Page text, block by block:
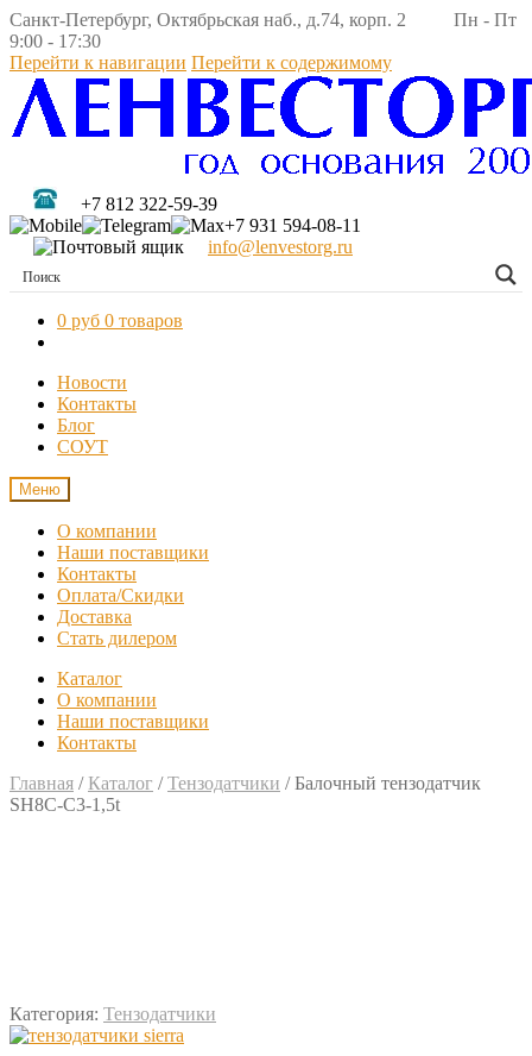
Санкт-Петербург, Октябрьская наб., д.74, корп. 2 Пн - Пт
9:00 - 17:30
Перейти к навигации Перейти к содержимому
+7 812 322-59-39
+7 931 594-08-11
info@lenvestorg.ru
0 руб 0 товаров
Новости
Контакты
Блог
СОУТ
Меню
О компании
Наши поставщики
Контакты
Оплата/Скидки
Доставка
Стать дилером
Каталог
О компании
Наши поставщики
Контакты
Главная / Каталог /Тензодатчики /Балочный тензодатчик
SH8C-C3-1,5t
Категория: Тензодатчики